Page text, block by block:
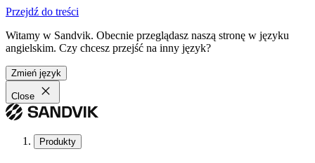
Przejdź do treści
Witamy w Sandvik. Obecnie przeglądasz naszą stronę w języku
angielskim. Czy chcesz przejść na inny język?
Zmień język
Close
Produkty